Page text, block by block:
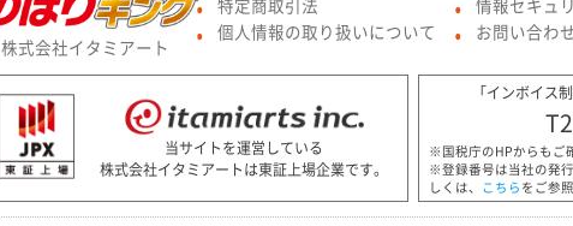
株式会社イタミアート
● 特定商取引法
● 個人情報の取り扱いについて
● 情報セキュ
● お問い合わ
当サイトを運営している
株式会社イタミアートは東証上場企業です。
「インボイス
※国税庁のHPからもご
※登録番号は当社の発
しくは、
こちら をご参